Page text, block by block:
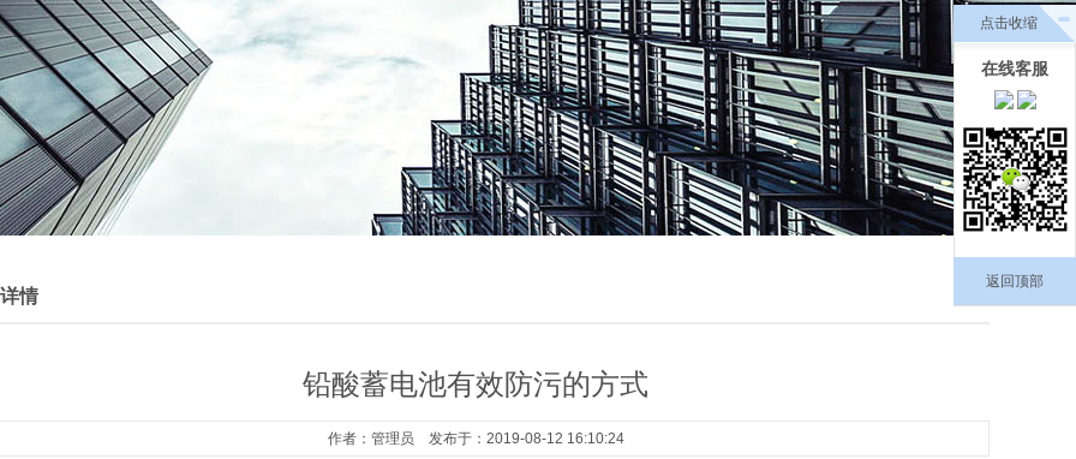
情
铅酸蓄电池有效防污的方式
作者：管理员 发布于：2019-08-12 16:10:24
点击收缩
在线客服
返回顶部